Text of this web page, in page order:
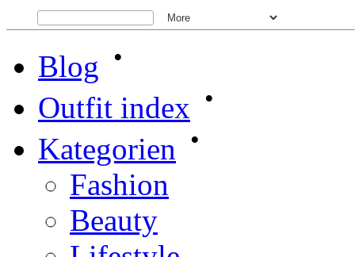
Blog •
Outfit index •
Kategorien •
Fashion
Beauty